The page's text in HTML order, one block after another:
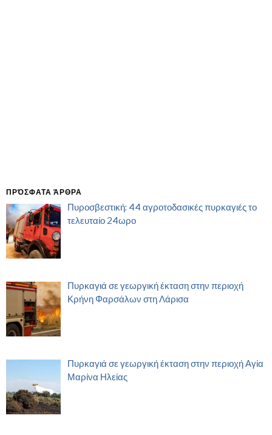
ΠΡΌΣΦΑΤΑ ΆΡΘΡΑ
Πυροσβεστική: 44 αγροτοδασικές πυρκαγιές το
τελευταίο 24ωρο
Πυρκαγιά σε γεωργική έκταση στην περιοχή
Κρήνη Φαρσάλων στη Λάρισα
Πυρκαγιά σε γεωργική έκταση στην περιοχή Αγία
Μαρίνα Ηλείας